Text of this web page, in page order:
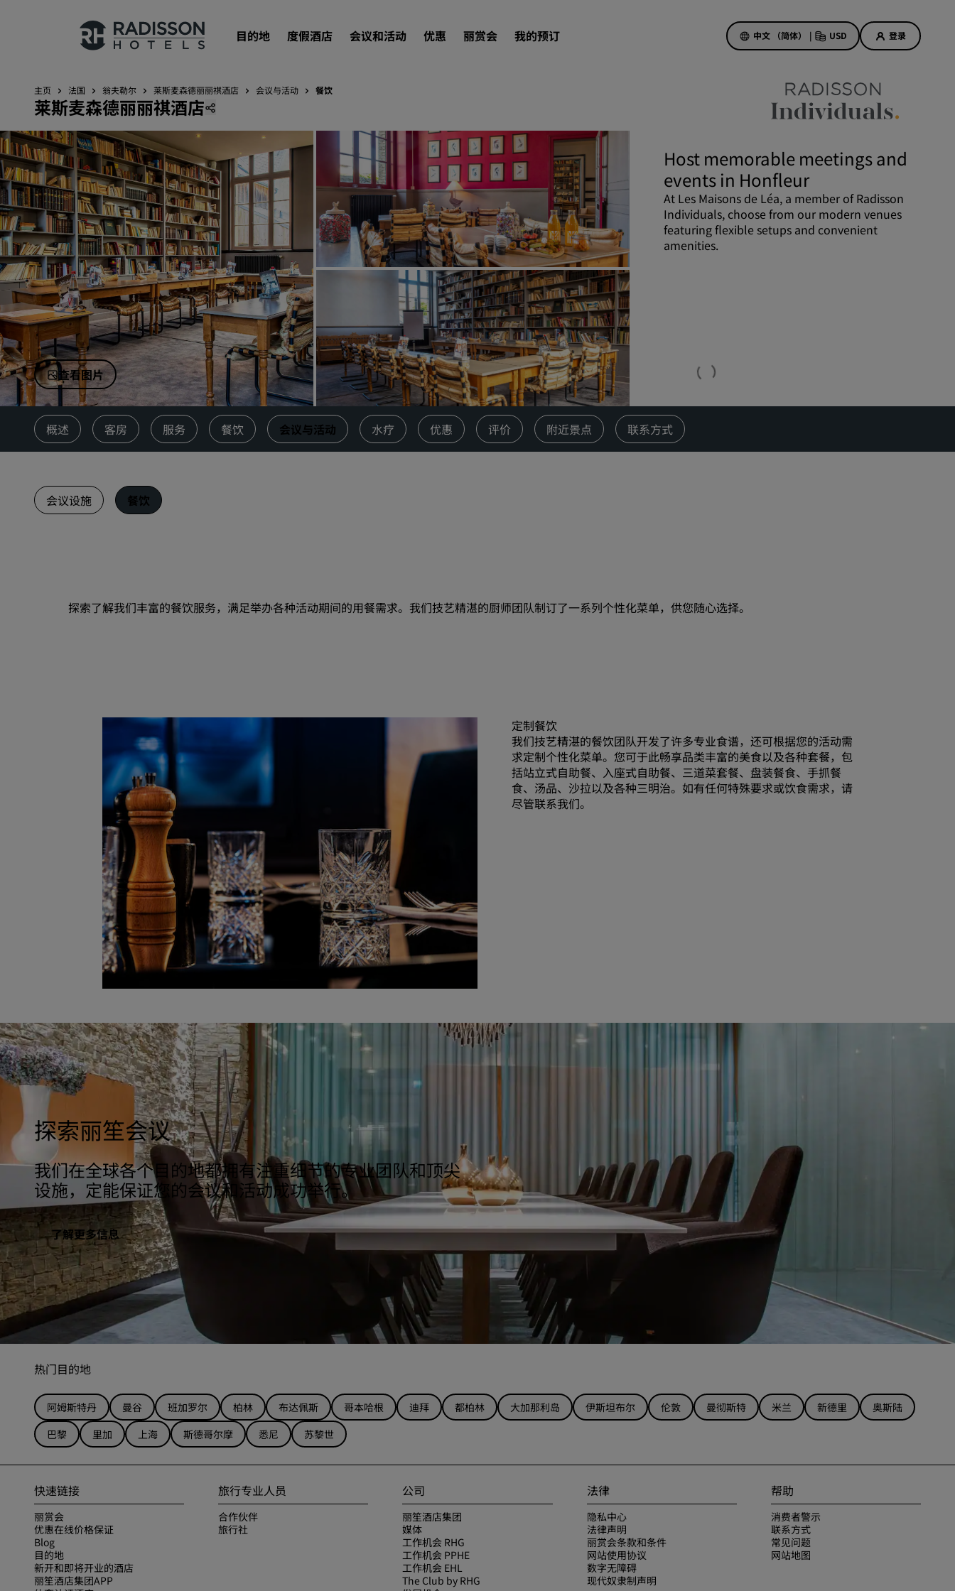
目的地 度假酒店 会议和活动 优惠 丽赏会 我的预订 中文 （简体） | USD 登录
我们的品牌
丽笙酒店集团品牌
中国附属品牌
目的地
度假酒店
服务式公寓
机场酒店
新开业和即将开业的酒店
会议和活动
探索丽笙会议
预订会议空间
请求报价
活动目的地
行业方案
搜索航班
搜索航班
酒店优惠
美好的初遇，丰厚的奖励
当日特惠
提前预订
查看套餐
商务旅客
主页 法国 翁夫勒尔 莱斯麦森德丽丽祺酒店 会议与活动 餐饮
莱斯麦森德丽丽祺酒店
查看图片
Host memorable meetings and
events in Honfleur
At Les Maisons de Léa, a member of Radisson
Individuals, choose from our modern venues
featuring flexible setups and convenient
amenities.
概述 客房 服务 餐饮 会议与活动 水疗 优惠 评价 附近景点 联系方式
会议设施 餐饮
探索了解我们丰富的餐饮服务，满足举办各种活动期间的用餐需求。我们技艺精湛的厨师团队制订了一系列个性化菜单，供您随心选择。
定制餐饮
我们技艺精湛的餐饮团队开发了许多专业食谱，还可根据您的活动需
求定制个性化菜单。您可于此畅享品类丰富的美食以及各种套餐，包
括站立式自助餐、入座式自助餐、三道菜套餐、盘装餐食、手抓餐
食、汤品、沙拉以及各种三明治。如有任何特殊要求或饮食需求，请
尽管联系我们。
探索丽笙会议
我们在全球各个目的地都拥有注重细节的专业团队和顶尖
设施，定能保证您的会议和活动成功举行。
了解更多信息
热门目的地
阿姆斯特丹 曼谷 班加罗尔 柏林 布达佩斯 哥本哈根 迪拜 都柏林 大加那利岛 伊斯坦布尔 伦敦 曼彻斯特 米兰 新德里
奥斯陆
巴黎
里加 上海 斯德哥尔摩 悉尼 苏黎世
快速链接
丽赏会
优惠在线价格保证
Blog
目的地
新开和即将开业的酒店
丽笙酒店集团APP
旅行专业人员
合作伙伴
旅行社
公司
丽笙酒店集团
媒体
工作机会 RHG
工作机会 PPHE
工作机会 EHL
The Club by RHG
法律
隐私中心
法律声明
丽赏会条款和条件
网站使用协议
数字无障碍
现代奴隶制声明
帮助
消费者警示
联系方式
常见问题
网站地图